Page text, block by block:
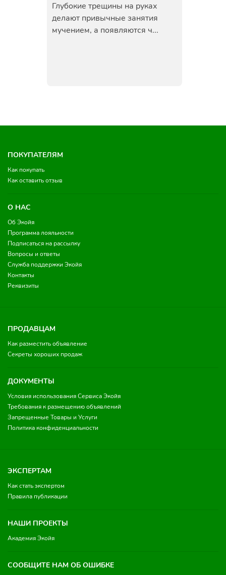
Глубокие трещины на руках
делают привычные занятия
мучением, а появляются ч...
ПОКУПАТЕЛЯМ
Как покупать
Как оставить отзыв
О НАС
Об Экойя
Программа лояльности
Подписаться на рассылку
Вопросы и ответы
Служба поддержки Экойя
Контакты
Реквизиты
ПРОДАВЦАМ
Как разместить объявление
Секреты хороших продаж
ДОКУМЕНТЫ
Условия использования Сервиса Экойя
Требования к размещению объявлений
Запрещенные Товары и Услуги
Политика конфиденциальности
ЭКСПЕРТАМ
Как стать экспертом
Правила публикации
НАШИ ПРОЕКТЫ
Академия Экойя
СООБЩИТЕ НАМ ОБ ОШИБКЕ